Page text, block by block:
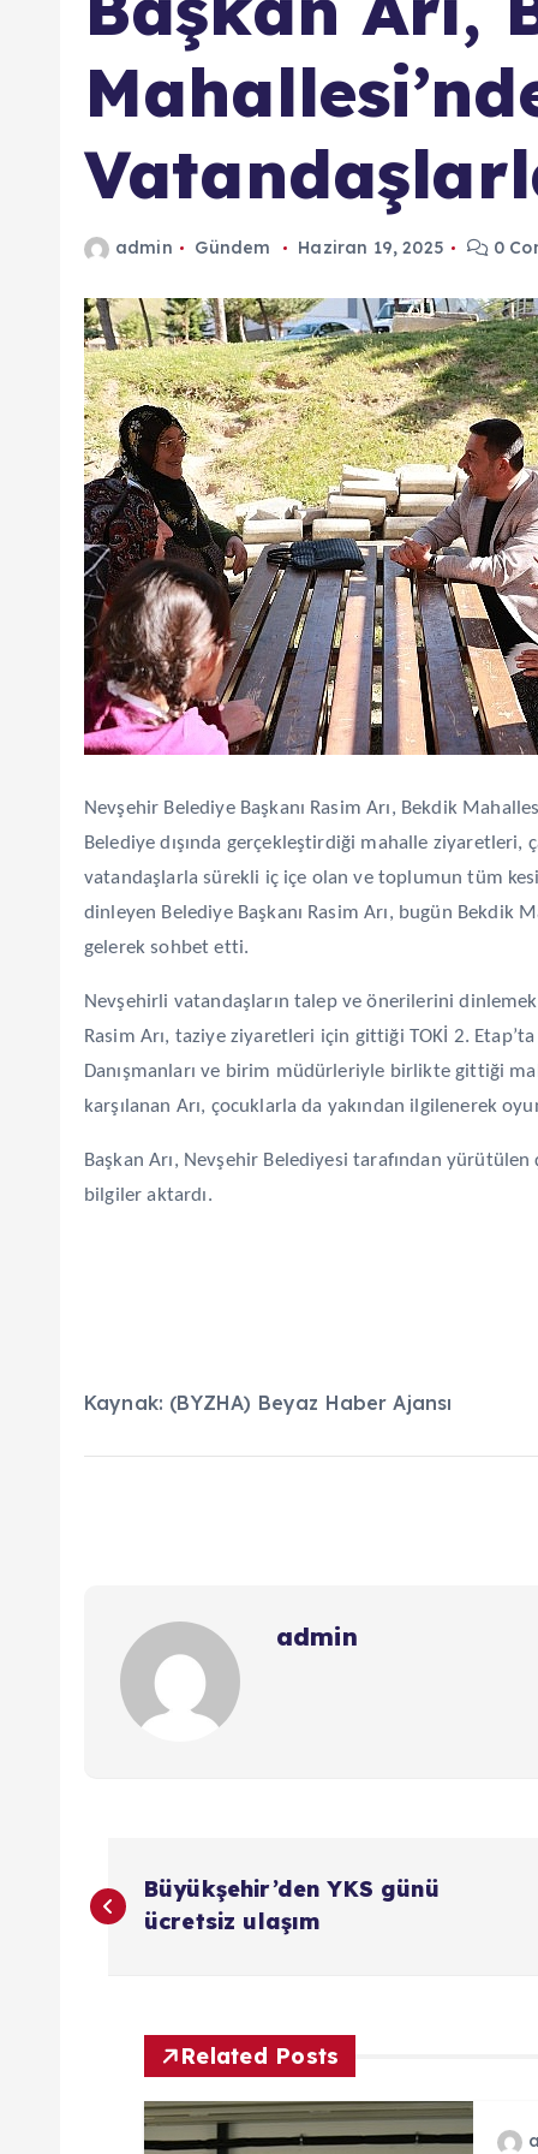
admin Gündem Haziran 19, 2025 0
Nevşehir Belediye Başkanı Rasim Arı, Bekdik
Belediye dışında gerçekleştirdiği mahalle
vatandaşlarla sürekli iç içe olan ve toplumun tüm
dinleyen Belediye Başkanı Rasim Arı, bugün Bekdik
gelerek sohbet etti.
Nevşehirli vatandaşların talep ve önerilerini
Rasim Arı, taziye ziyaretleri için gittiği TOKİ 2.
Danışmanları ve birim müdürleriyle birlikte gittiği
karşılanan Arı, çocuklarla da yakından ilgilenerek
Başkan Arı, Nevşehir Belediyesi tarafından
bilgiler aktardı.
Kaynak: (BYZHA) Beyaz Haber Ajansı
admin
Y
a
Büyükşehir’den YKS günü
ücretsiz ulaşım
Related Posts